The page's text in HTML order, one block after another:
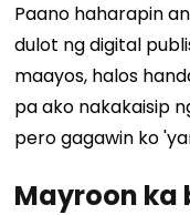
Paano haharapin
dulot ng digital
maayos, halos
pa ako nakakaisip
pero gagawin ko
Mayroon ka